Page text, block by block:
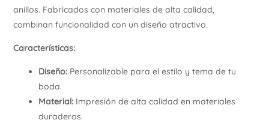
anillos. Fabricados con materiales de alta calidad,
combinan funcionalidad con un diseño atractivo.
Características:
Diseño:Personalizable para el estilo y tema de tu
boda.
Material:Impresión de alta calidad en materiales
duraderos.